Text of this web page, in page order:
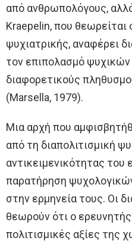
από ανθρωπολόγους,
Kraepelin, που
ψυχιατρικής, αναφέρει
τον επιπολασμό
διαφορετικούς
(Marsella, 1979).
Μια αρχή που
από τη διαπολιτισμική
αντικειμενικότητας
παρατήρηση
στην ερμηνεία τους. Οι
θεωρούν ότι ο
πολιτισμικές αξίες της